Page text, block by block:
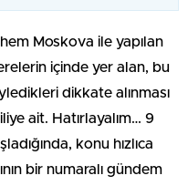
Moskova ile yapılan
içinde yer alan, bu
dikkate alınması
ait. Hatırlayalım… 9
konu hızlıca
bir numaralı gündem